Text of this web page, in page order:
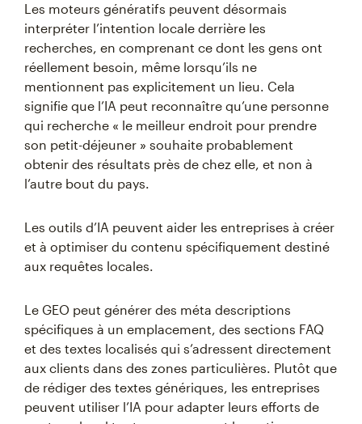
Les moteurs génératifs peuvent désormais
interpréter l’intention locale derrière les
recherches, en comprenant ce dont les gens ont
réellement besoin, même lorsqu’ils ne
mentionnent pas explicitement un lieu. Cela
signifie que l’IA peut reconnaître qu’une personne
qui recherche « le meilleur endroit pour prendre
son petit-déjeuner » souhaite probablement
obtenir des résultats près de chez elle, et non à
l’autre bout du pays.
Les outils d’IA peuvent aider les entreprises à créer
et à optimiser du contenu spécifiquement destiné
aux requêtes locales.
Le GEO peut générer des méta descriptions
spécifiques à un emplacement, des sections FAQ
et des textes localisés qui s’adressent directement
aux clients dans des zones particulières. Plutôt que
de rédiger des textes génériques, les entreprises
peuvent utiliser l’IA pour adapter leurs efforts de